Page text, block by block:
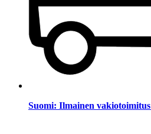
Suomi: Ilmainen vakiotoimitus